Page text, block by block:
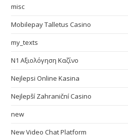
misc
Mobilepay Talletus Casino
my_texts
N1 Αξιολόγηση Καζίνο
Nejlepsi Online Kasina
Nejlepší Zahraniční Casino
new
New Video Chat Platform